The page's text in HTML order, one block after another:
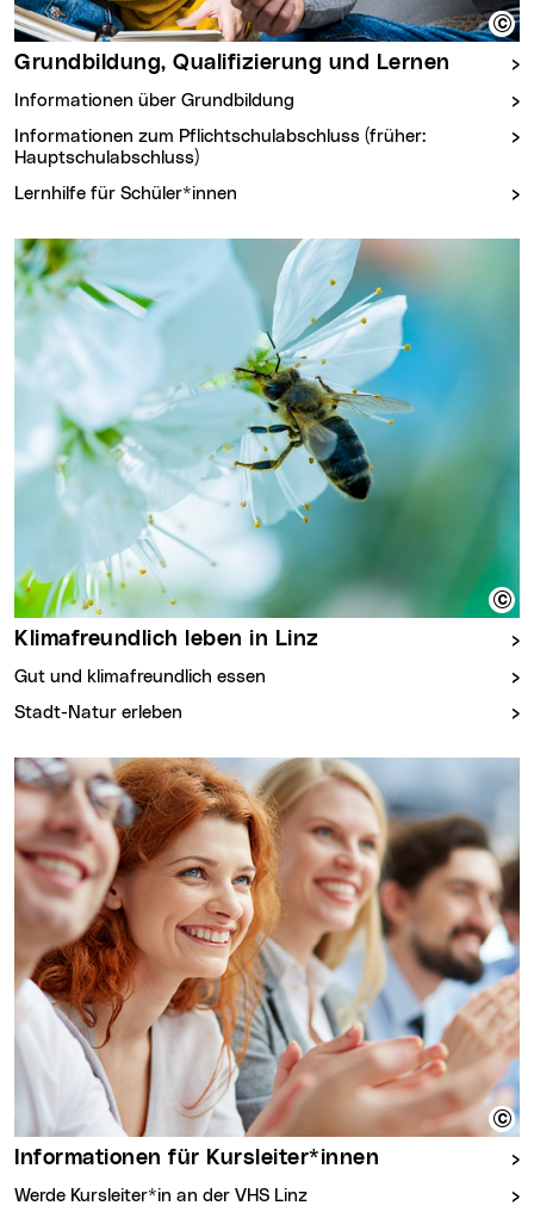
Grundbildung, Qualifizierung und Lernen
Informationen über Grundbildung
Informationen zum Pflichtschulabschluss (früher:
Hauptschulabschluss)
Lernhilfe für Schüler*innen
Klimafreundlich leben in Linz
Gut und klimafreundlich essen
Stadt-Natur erleben
Informationen für Kursleiter*innen
Werde Kursleiter*in an der VHS Linz